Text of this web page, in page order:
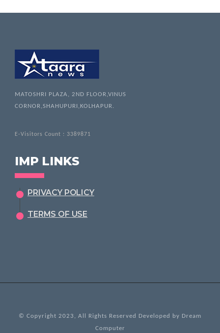
MATOSHRI PLAZA, 2ND FLOOR,VINUS
CORNOR,SHAHUPURI,KOLHAPUR.
E-Visitors Count : 3389871
IMP LINKS
PRIVACY POLICY
TERMS OF USE
© Copyright 2023, All Rights Reserved Developed by Dream
Computer